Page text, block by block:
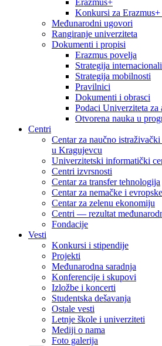
Konkursi za
Međunarodni ugovori
Rangiranje univerziteta
Dokumenti i propisi
Erazmus povelja
Strategija
Strategija mobilnosti
Pravilnici
Dokumenti i obrasci
Podaci Univerziteta za
Otvorena nauka u
Centri
Centar za naučno
u Kragujevcu
Univerzitetski informatički
Centri izvrsnosti
Centar za transfer tehnologija
Centar za nemačke i
Centar za zelenu ekonomiju
Centri — rezultat
Fondacije
Vesti
Konkursi i stipendije
Projekti
Međunarodna saradnja
Konferencije i skupovi
Izložbe i koncerti
Studentska dešavanja
Ostale vesti
Letnje škole i univerziteti
Mediji o nama
Foto galerija